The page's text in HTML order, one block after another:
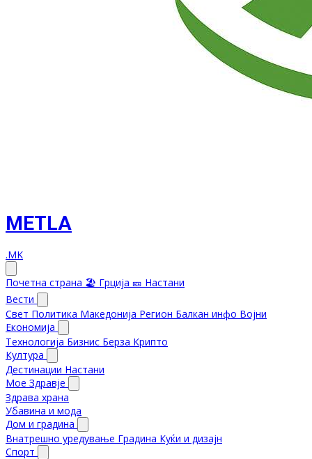
METLA
.MK
Почетна страна 🏖️ Грција 🎫 Настани
Вести
Свет Политика Македонија Регион Балкан инфо Војни
Економија
Технологија Бизнис Берза Крипто
Култура
Дестинации Настани
Мое Здравје
Здрава храна
Убавина и мода
Дом и градина
Внатрешно уредување Градина Куќи и дизајн
Спорт